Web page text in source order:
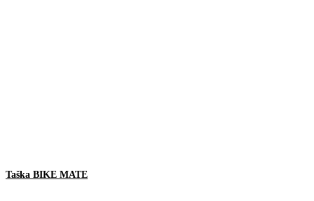
Taška BIKE MATE